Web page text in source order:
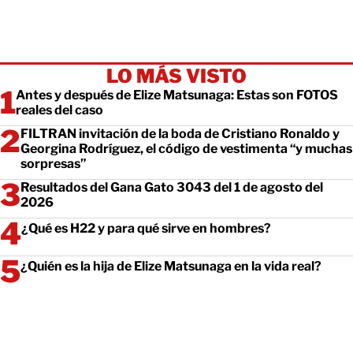
LO MÁS VISTO
Antes y después de Elize Matsunaga: Estas son FOTOS
reales del caso
FILTRAN invitación de la boda de Cristiano Ronaldo y
Georgina Rodríguez, el código de vestimenta “y muchas
sorpresas”
Resultados del Gana Gato 3043 del 1 de agosto del
2026
¿Qué es H22 y para qué sirve en hombres?
¿Quién es la hija de Elize Matsunaga en la vida real?